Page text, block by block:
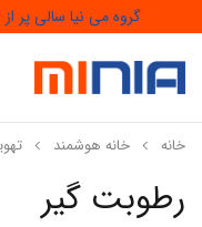
گروه می نیا سالی پر
رطوبت گیر
خانه خانه هوشمند